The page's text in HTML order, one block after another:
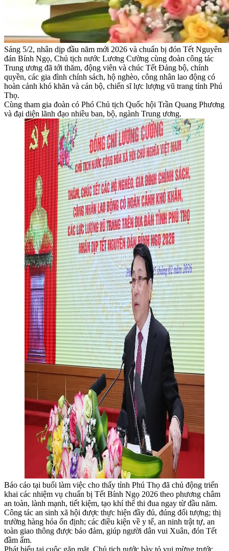
Sáng 5/2, nhân dịp đầu năm mới 2026 và chuẩn bị đón Tết Nguyên
đán Bính Ngọ, Chủ tịch nước Lương Cường cùng đoàn công tác
Trung ương đã tới thăm, động viên và chúc Tết Đảng bộ, chính
quyền, các gia đình chính sách, hộ nghèo, công nhân lao động có
hoàn cảnh khó khăn và cán bộ, chiến sĩ lực lượng vũ trang tỉnh Phú
Thọ.
Cùng tham gia đoàn có Phó Chủ tịch Quốc hội Trần Quang Phương
và đại diện lãnh đạo nhiều ban, bộ, ngành Trung ương.
Báo cáo tại buổi làm việc cho thấy tỉnh Phú Thọ đã chủ động triển
khai các nhiệm vụ chuẩn bị Tết Bính Ngọ 2026 theo phương châm
an toàn, lành mạnh, tiết kiệm, tạo khí thế thi đua ngay từ đầu năm.
Công tác an sinh xã hội được thực hiện đầy đủ, đúng đối tượng; thị
trường hàng hóa ổn định; các điều kiện về y tế, an ninh trật tự, an
toàn giao thông được bảo đảm, giúp người dân vui Xuân, đón Tết
đầm ấm.
Phát biểu tại cuộc gặp mặt, Chủ tịch nước bày tỏ vui mừng trước